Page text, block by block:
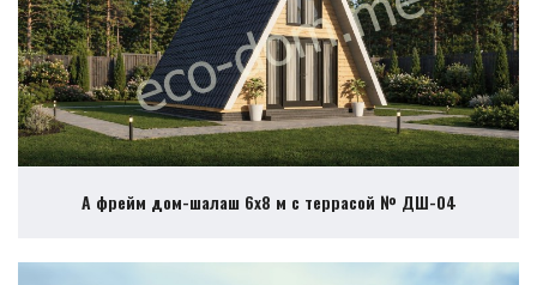
А фрейм дом-шалаш 6х8 м с террасой № ДШ-04